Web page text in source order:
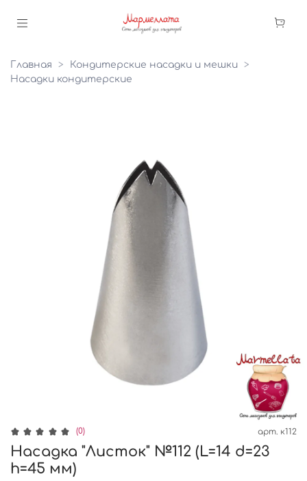
Главная
Кондитерские насадки и мешки
Насадки кондитерские
(0) арт. к112
Насадка "Листок" №112 (L=14 d=23
h=45 мм)